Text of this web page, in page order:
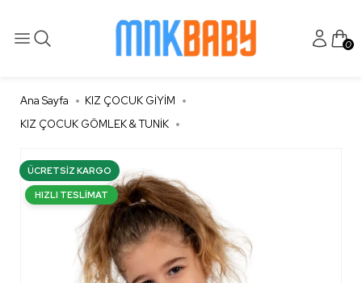
0
Ana Sayfa
KIZ ÇOCUK GİYİM
KIZ ÇOCUK GÖMLEK & TUNİK
ÜCRETSIZ KARGO